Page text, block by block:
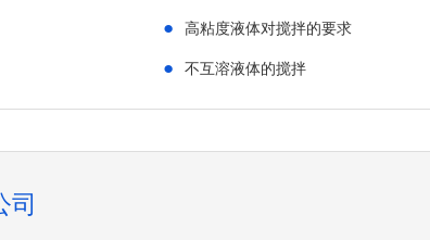
● 高粘度液体对搅拌的要求
● 不互溶液体的搅拌
司